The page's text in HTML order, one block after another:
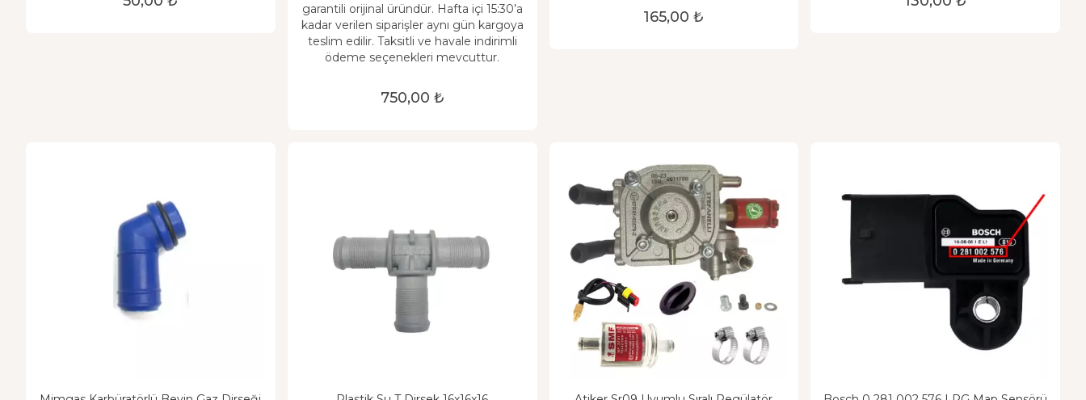
garantili orijinal üründür. Hafta içi 15:30’a
kadar verilen siparişler aynı gün kargoya
teslim edilir. Taksitli ve havale indirimli
ödeme seçenekleri mevcuttur.
750,00 ₺
165,00 ₺